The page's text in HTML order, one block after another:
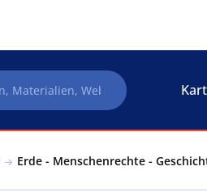
Erde - Menschenrechte -